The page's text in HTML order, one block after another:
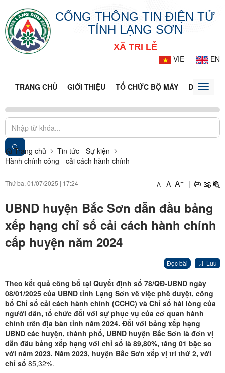
CỔNG THÔNG TIN ĐIỆN TỬ
TỈNH LẠNG SƠN
XÃ TRI LỄ
VIE
EN
TRANG CHỦ GIỚI THIỆU TỔ CHỨC BỘ MÁY DOANH
Toggle
Trang chủ
Tin tức - Sự kiện
Hành chính công - cải cách hành chính
Thứ ba, 01/07/2025 | 17:24 A- A A+ |
UBND huyện Bắc Sơn dẫn đầu bảng
xếp hạng chỉ số cải cách hành chính
cấp huyện năm 2024
Đọc bài Lưu
Theo kết quả công bố tại Quyết định số 78/QĐ-UBND ngày
08/01/2025 của UBND tỉnh Lạng Sơn về việc phê duyệt, công
bố Chỉ số cải cách hành chính (CCHC) và Chỉ số hài lòng của
người dân, tổ chức đối với sự phục vụ của cơ quan hành
chính trên địa bàn tỉnh năm 2024. Đối với bảng xếp hạng
UBND các huyện, thành phố, UBND huyện Bắc Sơn là đơn vị
dẫn đầu bảng xếp hạng với chỉ số là 89,80%, tăng 01 bậc so
với năm 2023. Năm 2023, huyện Bắc Sơn xếp vị trí thứ 2, với
chỉ số 85,32%.